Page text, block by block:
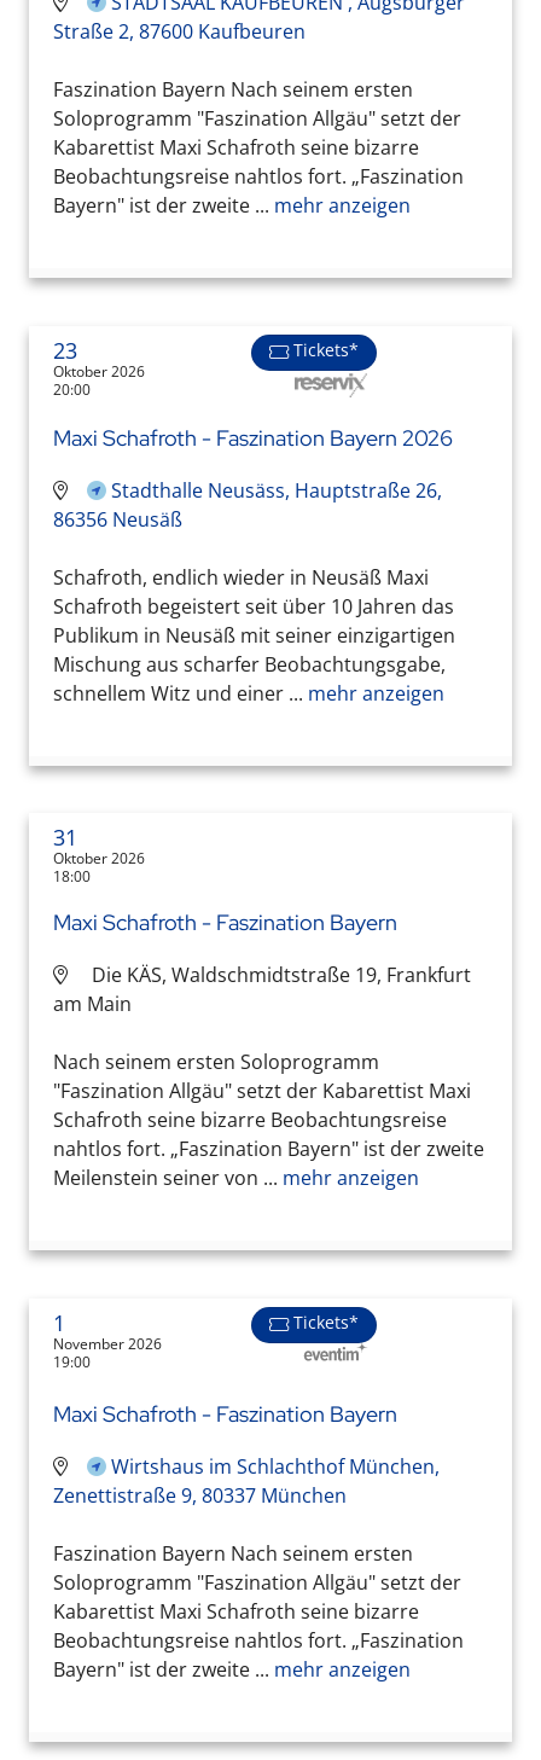
Straße 2, 87600 Kaufbeuren
Faszination Bayern Nach seinem ersten
Soloprogramm "Faszination Allgäu" setzt der
Kabarettist Maxi Schafroth seine bizarre
Beobachtungsreise nahtlos fort. „Faszination
Bayern" ist der zweite ... mehr anzeigen
23
Oktober 2026
20:00
Tickets*
Maxi Schafroth - Faszination Bayern 2026
Stadthalle Neusäss, Hauptstraße 26,
86356 Neusäß
Schafroth, endlich wieder in Neusäß Maxi
Schafroth begeistert seit über 10 Jahren das
Publikum in Neusäß mit seiner einzigartigen
Mischung aus scharfer Beobachtungsgabe,
schnellem Witz und einer ... mehr anzeigen
31
Oktober 2026
18:00
Maxi Schafroth - Faszination Bayern
Die KÄS, Waldschmidtstraße 19, Frankfurt
am Main
Nach seinem ersten Soloprogramm
"Faszination Allgäu" setzt der Kabarettist Maxi
Schafroth seine bizarre Beobachtungsreise
nahtlos fort. „Faszination Bayern" ist der zweite
Meilenstein seiner von ... mehr anzeigen
1
November 2026
19:00
Tickets*
Maxi Schafroth - Faszination Bayern
Wirtshaus im Schlachthof München,
Zenettistraße 9, 80337 München
Faszination Bayern Nach seinem ersten
Soloprogramm "Faszination Allgäu" setzt der
Kabarettist Maxi Schafroth seine bizarre
Beobachtungsreise nahtlos fort. „Faszination
Bayern" ist der zweite ... mehr anzeigen